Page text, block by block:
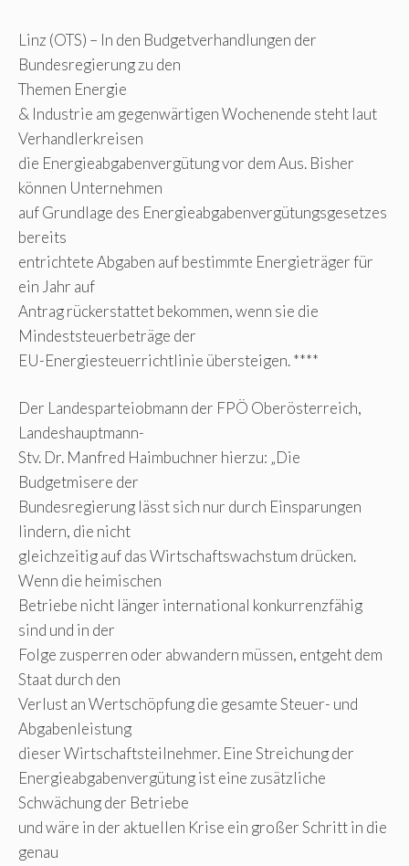
Linz (OTS) – In den Budgetverhandlungen der
Bundesregierung zu den
Themen Energie
& Industrie am gegenwärtigen Wochenende steht laut
Verhandlerkreisen
die Energieabgabenvergütung vor dem Aus. Bisher
können Unternehmen
auf Grundlage des Energieabgabenvergütungsgesetzes
bereits
entrichtete Abgaben auf bestimmte Energieträger für
ein Jahr auf
Antrag rückerstattet bekommen, wenn sie die
Mindeststeuerbeträge der
EU-Energiesteuerrichtlinie übersteigen. ****
Der Landesparteiobmann der FPÖ Oberösterreich,
Landeshauptmann-
Stv. Dr. Manfred Haimbuchner hierzu: „Die
Budgetmisere der
Bundesregierung lässt sich nur durch Einsparungen
lindern, die nicht
gleichzeitig auf das Wirtschaftswachstum drücken.
Wenn die heimischen
Betriebe nicht länger international konkurrenzfähig
sind und in der
Folge zusperren oder abwandern müssen, entgeht dem
Staat durch den
Verlust an Wertschöpfung die gesamte Steuer- und
Abgabenleistung
dieser Wirtschaftsteilnehmer. Eine Streichung der
Energieabgabenvergütung ist eine zusätzliche
Schwächung der Betriebe
und wäre in der aktuellen Krise ein großer Schritt in die
genau